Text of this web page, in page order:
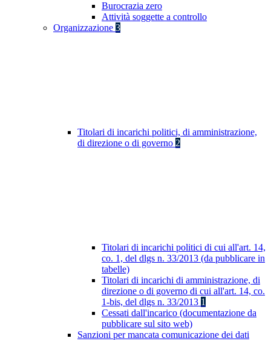
Burocrazia zero
Attività soggette a controllo
Organizzazione 3
Titolari di incarichi politici, di amministrazione,
di direzione o di governo 2
Titolari di incarichi politici di cui all'art. 14,
co. 1, del dlgs n. 33/2013 (da pubblicare in
tabelle)
Titolari di incarichi di amministrazione, di
direzione o di governo di cui all'art. 14, co.
1-bis, del dlgs n. 33/2013 1
Cessati dall'incarico (documentazione da
pubblicare sul sito web)
Sanzioni per mancata comunicazione dei dati